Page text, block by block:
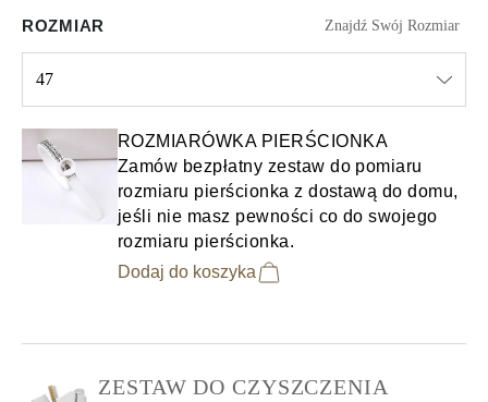
ROZMIAR Znajdź Swój Rozmiar
47
ROZMIARÓWKA PIERŚCIONKA
Zamów bezpłatny zestaw do pomiaru
rozmiaru pierścionka z dostawą do domu,
jeśli nie masz pewności co do swojego
rozmiaru pierścionka.
Dodaj do koszyka
ZESTAW DO CZYSZCZENIA